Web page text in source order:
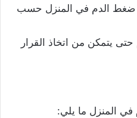
ضغط الدم في المنزل حسب
حتى يتمكن من اتخاذ القرار
المنزل ما يلي: